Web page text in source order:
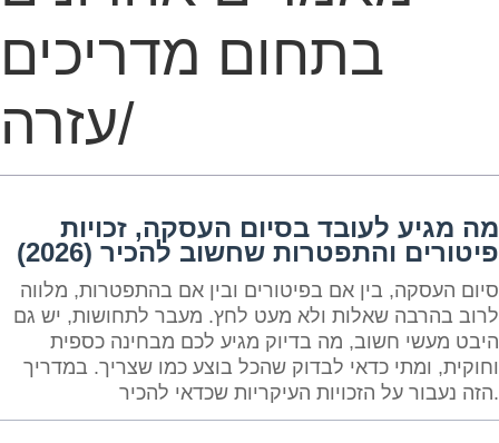
בתחום מדריכים
/עזרה
מה מגיע לעובד בסיום העסקה, זכויות
פיטורים והתפטרות שחשוב להכיר (2026)
סיום העסקה, בין אם בפיטורים ובין אם בהתפטרות, מלווה
לרוב בהרבה שאלות ולא מעט לחץ. מעבר לתחושות, יש גם
היבט מעשי חשוב, מה בדיוק מגיע לכם מבחינה כספית
וחוקית, ומתי כדאי לבדוק שהכל בוצע כמו שצריך. במדריך
הזה נעבור על הזכויות העיקריות שכדאי להכיר.